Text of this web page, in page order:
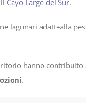
Cayo Largo del Sur.
lagunari adattealla
hanno contribuito
.